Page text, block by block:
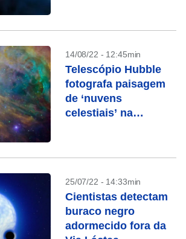
14/08/22 - 12:45min
Telescópio Hubble
fotografa paisagem
de ‘nuvens
celestiais’ na
25/07/22 - 14:33min
Cientistas detectam
buraco negro
adormecido fora da